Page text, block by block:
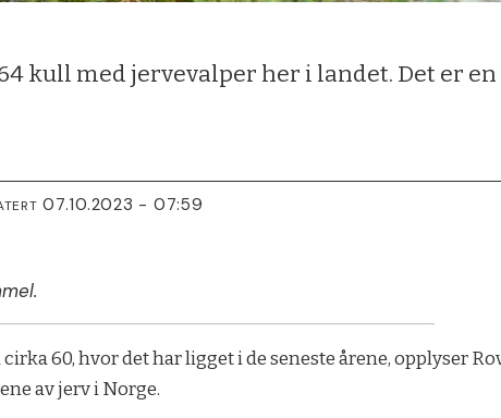
kull med jervevalper her i landet. Det er
07.10.2023 - 07:59
60, hvor det har ligget i de seneste årene, opplyser
av jerv i Norge.